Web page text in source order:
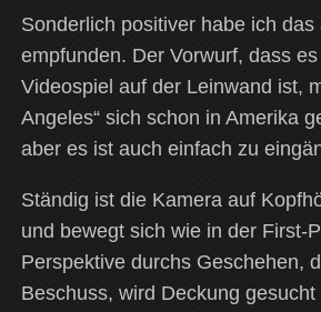
Sonderlich positiver habe ich
empfunden. Der Vorwurf, dass
Videospiel auf der Leinwand ist,
Angeles“ sich schon in Amerika
aber es ist auch einfach zu
Ständig ist die Kamera auf
und bewegt sich wie in der First-
Perspektive durchs Geschehen,
Beschuss, wird Deckung